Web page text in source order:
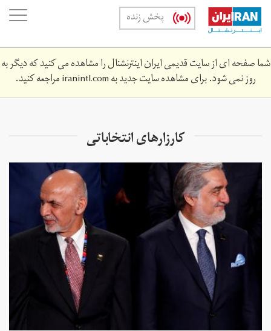
Skip
main
content
پخش زنده
شما صفحه ای از سایت قدیمی ایران اینترنشنال را مشاهده می کنید که دیگر به
روز نمی شود. برای مشاهده سایت جدید بهiranintl.comمراجعه کنید.
کارزارهای انتخاباتی